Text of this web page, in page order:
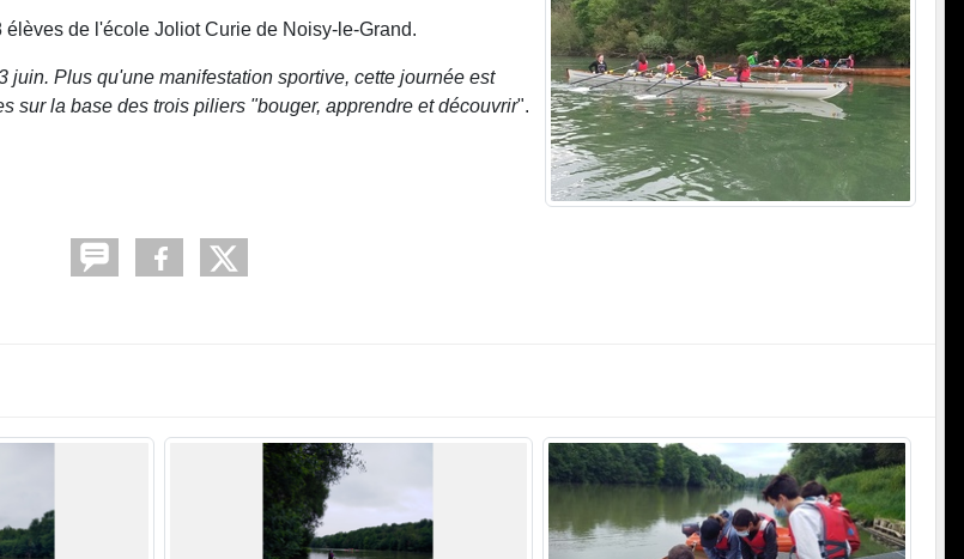
de l'école Joliot Curie de Noisy-le-Grand.
Plus qu'une manifestation sportive, cette journée est
sur la base des trois piliers "bouger, apprendre et découvrir".